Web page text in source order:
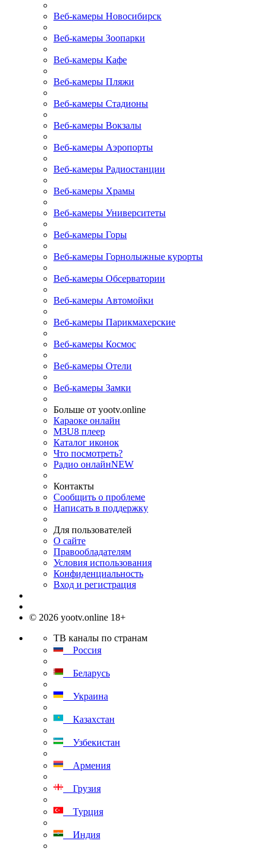
Веб-камеры Новосибирск
Веб-камеры Зоопарки
Веб-камеры Кафе
Веб-камеры Пляжи
Веб-камеры Стадионы
Веб-камеры Вокзалы
Веб-камеры Аэропорты
Веб-камеры Радиостанции
Веб-камеры Храмы
Веб-камеры Университеты
Веб-камеры Горы
Веб-камеры Горнолыжные курорты
Веб-камеры Обсерватории
Веб-камеры Автомойки
Веб-камеры Парикмахерские
Веб-камеры Космос
Веб-камеры Отели
Веб-камеры Замки
Больше от yootv.online
Караоке онлайн
M3U8 плеер
Каталог иконок
Что посмотреть?
Радио онлайнNEW
Контакты
Сообщить о проблеме
Написать в поддержку
Для пользователей
О сайте
Правообладателям
Условия использования
Конфиденциальность
Вход и регистрация
© 2026 yootv.online 18+
ТВ каналы по странам
Россия
Беларусь
Украина
Казахстан
Узбекистан
Армения
Грузия
Турция
Индия